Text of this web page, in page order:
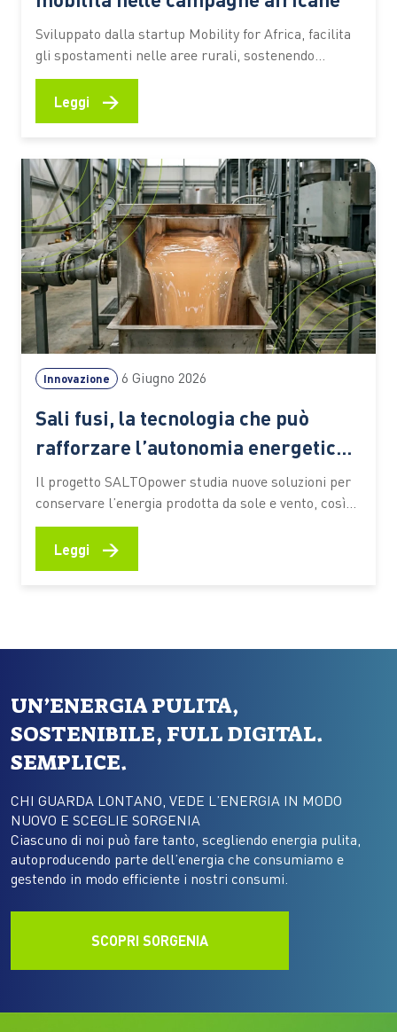
Sviluppato dalla startup Mobility for Africa, facilita
gli spostamenti nelle aree rurali, sostenendo
agricoltura, imprenditoria locale, inclusione
femminile e riduzione delle emissioni In molte aree
rurali dell’Africa spostarsi rappresenta ancora una
gestisce una piccola attività commerciale o deve
raggiungere scuole e servizi…
Leggi →
Innovazione 6 Giugno 2026
Sali fusi, la tecnologia che può
rafforzare l’autonomia energetica
europea
Il progetto SALTOpower studia nuove soluzioni per
conservare l’energia prodotta da sole e vento, così
da renderla disponibile anche quando le rinnovabili
producono meno La crescita delle fonti rinnovabili è
una delle principali leve della transizione
Leggi →
UN’ENERGIA PULITA,
SOSTENIBILE, FULL DIGITAL.
SEMPLICE.
CHI GUARDA LONTANO, VEDE L’ENERGIA IN MODO
NUOVO E SCEGLIE SORGENIA
Ciascuno di noi può fare tanto, scegliendo energia pulita,
autoproducendo parte dell’energia che consumiamo e
gestendo in modo efficiente i nostri consumi.
SCOPRI SORGENIA